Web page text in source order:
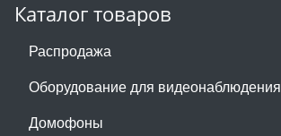
Каталог товаров
Распродажа
Оборудование для видеонаблюдения
Домофоны